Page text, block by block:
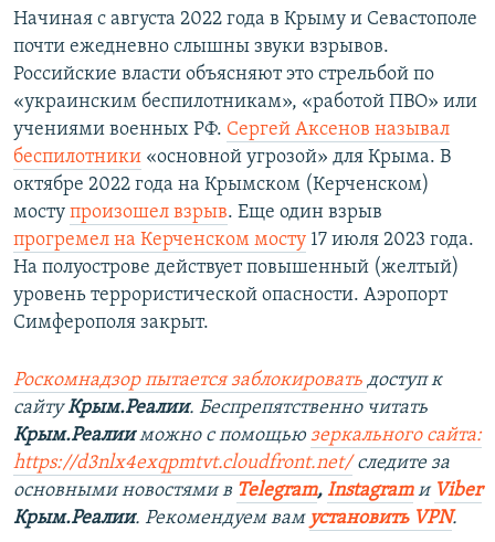
Начиная с августа 2022 года в Крыму и Севастополе
почти ежедневно слышны звуки взрывов.
Российские власти объясняют это стрельбой по
«украинским беспилотникам», «работой ПВО» или
учениями военных РФ. Сергей Аксенов называл
беспилотники «основной угрозой» для Крыма. В
октябре 2022 года на Крымском (Керченском)
мосту произошел взрыв. Еще один взрыв
прогремел на Керченском мосту 17 июля 2023 года.
На полуострове действует повышенный (желтый)
уровень террористической опасности. Аэропорт
Симферополя закрыт.
Роскомнадзор пытается заблокировать доступ к
сайтуКрым.Реалии. Беспрепятственно читать
Крым.Реалииможно с помощью зеркального сайта:
https://d3nlx4exqpmtvt.cloudfront.net/следите за
основными новостями в Telegram, Instagramи Viber
Крым.Реалии. Рекомендуем вам установить VPN.